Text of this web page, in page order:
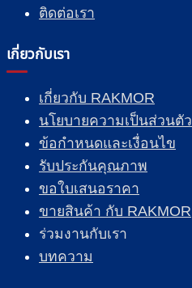
ติดต่อเรา
เกี่ยวกับเรา
เกี่ยวกับ RAKMOR
นโยบายความเป็นส่วนตัว
ข้อกำหนดและเงื่อนไข
รับประกันคุณภาพ
ขอใบเสนอราคา
ขายสินค้า กับ RAKMOR
ร่วมงานกับเรา
บทความ